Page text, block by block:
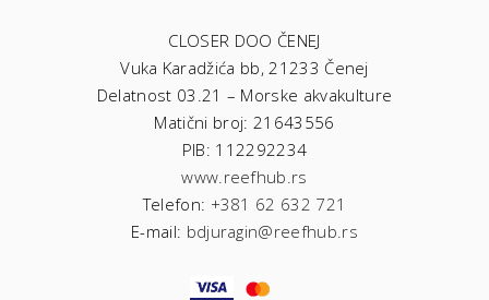
CLOSER DOO ČENEJ
Vuka Karadžića bb, 21233 Čenej
Delatnost 03.21 – Morske akvakulture
Matični broj: 21643556
PIB: 112292234
www.reefhub.rs
Telefon: +381 62 632 721
E-mail: bdjuragin@reefhub.rs